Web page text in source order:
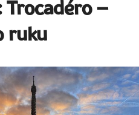
Trocadéro –
ruku